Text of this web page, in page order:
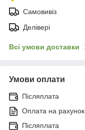
Самовивіз
Делівері
Всі умови доставки
Умови оплати
Післяплата
Оплата на рахунок
Післяплата